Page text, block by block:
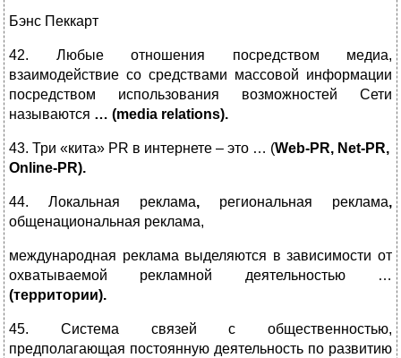
Бэнс Пеккарт
42. Любые отношения посредством медиа,
взаимодействие со средствами массовой информации
посредством использования возможностей Сети
называются … (media relations).
43. Три «кита» PR в интернете – это … (Web-PR, Net-PR,
Online-PR).
44. Локальная реклама, региональная реклама,
общенациональная реклама,
международная реклама выделяются в зависимости от
охватываемой рекламной деятельностью …
(территории).
45. Система связей с общественностью,
предполагающая постоянную деятельность по развитию